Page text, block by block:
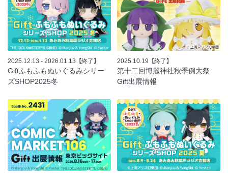
2025.12.13 - 2026.01.13 【終了】
Giftふもふもぬいぐるみシリー
ズSHOP2025冬
2025.10.19 【終了】
第十二回博麗神社秋季例大祭
Gift出展情報